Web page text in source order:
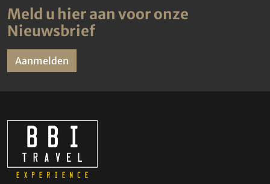
Meld u hier aan voor onze
Nieuwsbrief
Aanmelden